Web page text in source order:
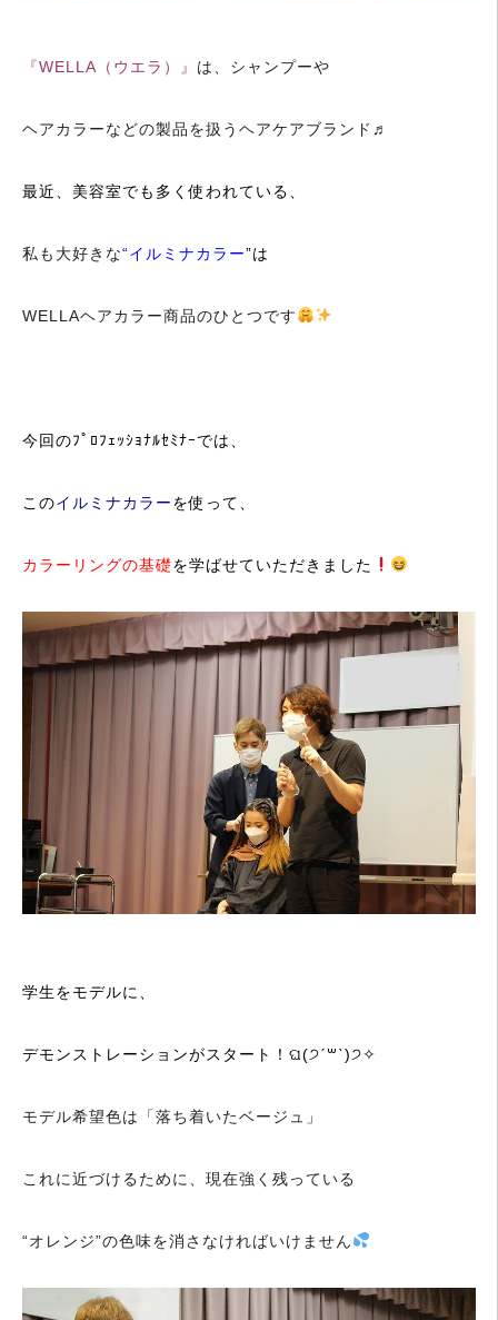
『WELLA（ウエラ）』 は、シャンプーや
ヘアカラーなどの製品を扱うヘアケアブランド♬
最近、美容室でも多く使われている、
私も大好きな“イルミナカラー”は
WELLAヘアカラー商品のひとつです
今回のﾌﾟﾛﾌｪｯｼｮﾅﾙｾﾐﾅｰでは、
このイルミナカラーを使って、
カラーリングの基礎を学ばせていただきました
学生をモデルに、
デモンストレーションがスタート！ଘ(੭ˊ꒳​ˋ)੭✧
モデル希望色は「落ち着いたベージュ」
これに近づけるために、現在強く残っている
“オレンジ”の色味を消さなければいけません